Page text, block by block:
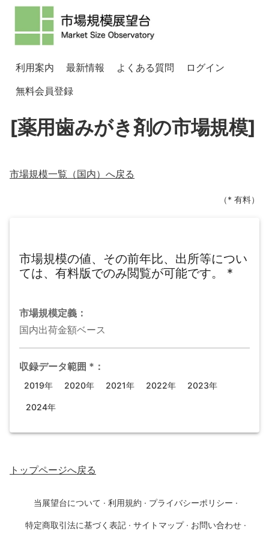
利用案内 最新情報 よくある質問
ログイン
無料会員登録
[薬用歯みがき剤の市場規模]
市場規模一覧（国内）へ戻る
（* 有料）
市場規模の値、その前年比、出所等につい
ては、有料版でのみ閲覧が可能です。
*
市場規模定義：
国内出荷金額ベース
収録データ範囲 * ：
2019年 2020年 2021年 2022年 2023年
2024年
トップページへ戻る
当展望台について · 利用規約 · プライバシーポリシー ·
特定商取引法に基づく表記 · サイトマップ · お問い合わせ ·